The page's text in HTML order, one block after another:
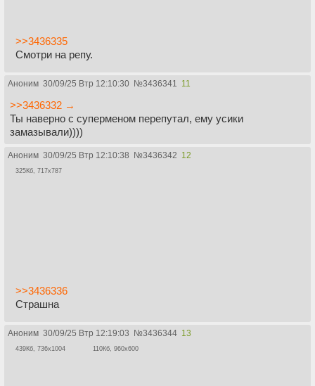
>>3436335
Смотри на репу.
Аноним 30/09/25 Втр 12:10:30 №3436341 11
>>3436332 →
Ты наверно с суперменом перепутал, ему усики
замазывали))))
Аноним 30/09/25 Втр 12:10:38 №3436342 12
325Кб, 717x787
>>3436336
Страшна
Аноним 30/09/25 Втр 12:19:03 №3436344 13
439Кб, 736x1004 110Кб, 960x600